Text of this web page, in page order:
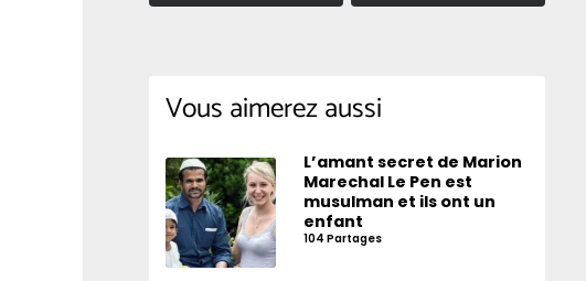
Vous aimerez aussi
L’amant secret de Marion
Marechal Le Pen est
musulman et ils ont un
enfant
104 Partages